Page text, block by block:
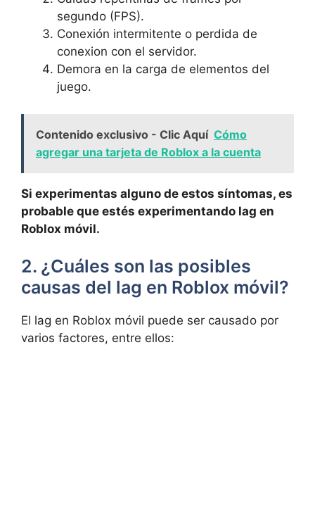
segundo (FPS).
Conexión intermitente o ⁣perdida‍ de
⁢conexion‍ con el servidor.
Demora en la carga de elementos del
juego.
Contenido exclusivo - Clic Aquí Cómo
agregar una tarjeta de Roblox a la cuenta
Si experimentas ⁢alguno de estos síntomas, es
probable que ⁣estés experimentando lag⁣ en
Roblox móvil.
2. ¿Cuáles son las posibles
causas del ⁣lag⁣ en Roblox móvil?
El lag​ en Roblox móvil puede ser ⁢causado por
varios factores,‌ entre ellos: